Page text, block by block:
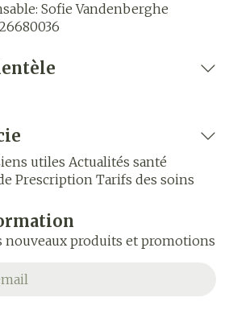
Sofie Vandenberghe
utiles Actualités santé
Prescription Tarifs des soins
nouveaux produits et promotions